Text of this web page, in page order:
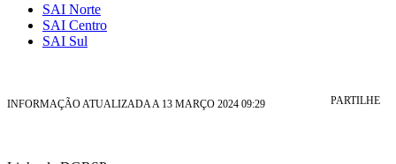
SAI Norte
SAI Centro
SAI Sul
INFORMAÇÃO ATUALIZADA A 13 MARÇO 2024 09:29 PARTILHE